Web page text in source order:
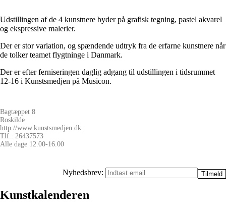
Udstillingen af de 4 kunstnere byder på grafisk tegning, pastel akvarel
og ekspressive malerier.
Der er stor variation, og spændende udtryk fra de erfarne kunstnere når
de tolker teamet flygtninge i Danmark.
Der er efter ferniseringen daglig adgang til udstillingen i tidsrummet
12-16 i Kunstsmedjen på Musicon.
Bagtæppet 8
Roskilde
http://www.kunstsmedjen.dk
Tlf.: 26437573
Alle dage 12.00-16.00
Nyhedsbrev:
Kunstkalenderen